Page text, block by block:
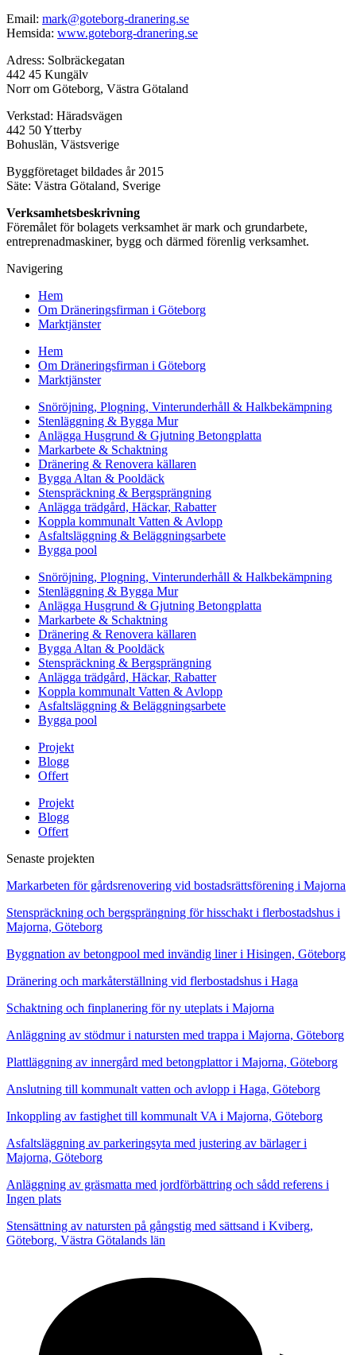
Email: mark@goteborg-dranering.se
Hemsida: www.goteborg-dranering.se
Adress: Solbräckegatan
442 45 Kungälv
Norr om Göteborg, Västra Götaland
Verkstad: Häradsvägen
442 50 Ytterby
Bohuslän, Västsverige
Byggföretaget bildades år 2015
Säte: Västra Götaland, Sverige
Verksamhetsbeskrivning
Föremålet för bolagets verksamhet är mark och grundarbete,
entreprenadmaskiner, bygg och därmed förenlig verksamhet.
Navigering
Hem
Om Dräneringsfirman i Göteborg
Marktjänster
Hem
Om Dräneringsfirman i Göteborg
Marktjänster
Snöröjning, Plogning, Vinterunderhåll & Halkbekämpning
Stenläggning & Bygga Mur
Anlägga Husgrund & Gjutning Betongplatta
Markarbete & Schaktning
Dränering & Renovera källaren
Bygga Altan & Pooldäck
Stenspräckning & Bergsprängning
Anlägga trädgård, Häckar, Rabatter
Koppla kommunalt Vatten & Avlopp
Asfaltsläggning & Beläggningsarbete
Bygga pool
Snöröjning, Plogning, Vinterunderhåll & Halkbekämpning
Stenläggning & Bygga Mur
Anlägga Husgrund & Gjutning Betongplatta
Markarbete & Schaktning
Dränering & Renovera källaren
Bygga Altan & Pooldäck
Stenspräckning & Bergsprängning
Anlägga trädgård, Häckar, Rabatter
Koppla kommunalt Vatten & Avlopp
Asfaltsläggning & Beläggningsarbete
Bygga pool
Projekt
Blogg
Offert
Projekt
Blogg
Offert
Senaste projekten
Markarbeten för gårdsrenovering vid bostadsrättsförening i Majorna
Stenspräckning och bergsprängning för hisschakt i flerbostadshus i
Majorna, Göteborg
Byggnation av betongpool med invändig liner i Hisingen, Göteborg
Dränering och markåterställning vid flerbostadshus i Haga
Schaktning och finplanering för ny uteplats i Majorna
Anläggning av stödmur i natursten med trappa i Majorna, Göteborg
Plattläggning av innergård med betongplattor i Majorna, Göteborg
Anslutning till kommunalt vatten och avlopp i Haga, Göteborg
Inkoppling av fastighet till kommunalt VA i Majorna, Göteborg
Asfaltsläggning av parkeringsyta med justering av bärlager i
Majorna, Göteborg
Anläggning av gräsmatta med jordförbättring och sådd referens i
Ingen plats
Stensättning av natursten på gångstig med sättsand i Kviberg,
Göteborg, Västra Götalands län